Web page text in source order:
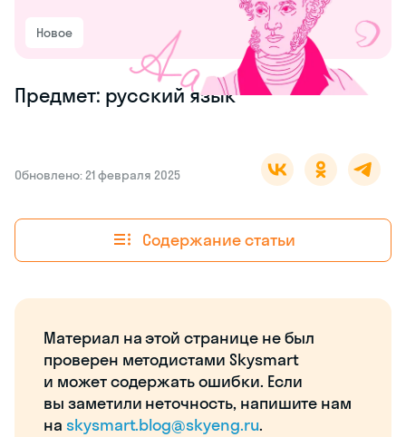
Новое
Предмет: русский язык
Обновлено: 21 февраля 2025
Содержание статьи
Материал на этой странице не был
проверен методистами Skysmart
и может содержать ошибки. Если
вы заметили неточность, напишите нам
на skysmart.blog@skyeng.ru.